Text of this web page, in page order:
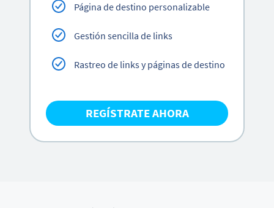
Página de destino personalizable
Gestión sencilla de links
Rastreo de links y páginas de destino
REGÍSTRATE AHORA